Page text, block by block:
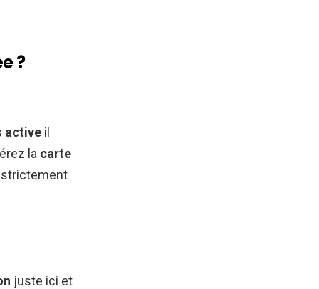
?
active il
la carte
strictement
juste ici et